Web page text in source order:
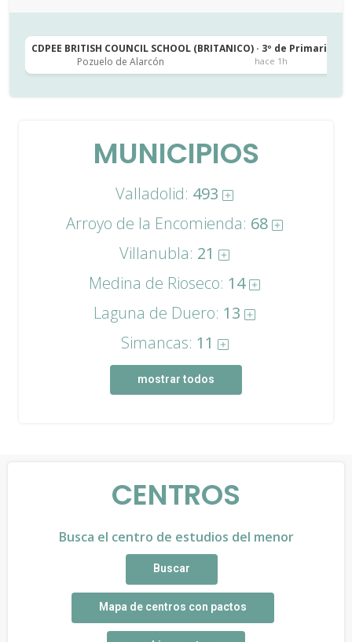
CDPEE BRITISH COUNCIL SCHOOL (BRITANICO) · 3º de Primaria
Pozuelo de Alarcón
hace 1h
MUNICIPIOS
Valladolid: 493
Arroyo de la Encomienda: 68
Villanubla: 21
Medina de Rioseco: 14
Laguna de Duero: 13
Simancas: 11
mostrar todos
CENTROS
Busca el centro de estudios del menor
Buscar
Mapa de centros con pactos